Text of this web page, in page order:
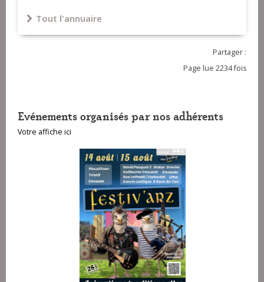
Tout l'annuaire
Partager :
Page lue 2234 fois
Evénements organisés par nos adhérents
Votre affiche ici